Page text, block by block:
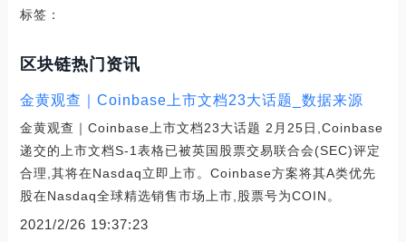
标签：
区块链热门资讯
金黄观查｜Coinbase上市文档23大话题_数据来源
金黄观查｜Coinbase上市文档23大话题 2月25日,Coinbase
递交的上市文档S-1表格已被英国股票交易联合会(SEC)评定
合理,其将在Nasdaq立即上市。Coinbase方案将其A类优先
股在Nasdaq全球精选销售市场上市,股票号为COIN。
2021/2/26 19:37:23